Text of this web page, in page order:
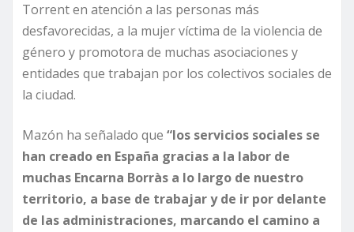
Torrent en atención a las personas más
desfavorecidas, a la mujer víctima de la violencia de
género y promotora de muchas asociaciones y
entidades que trabajan por los colectivos sociales de
la ciudad.
Mazón ha señalado que “los servicios sociales se
han creado en España gracias a la labor de
muchas Encarna Borràs a lo largo de nuestro
territorio, a base de trabajar y de ir por delante
de las administraciones, marcando el camino a